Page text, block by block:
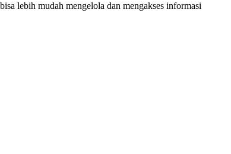
lebih mudah mengelola dan mengakses informasi